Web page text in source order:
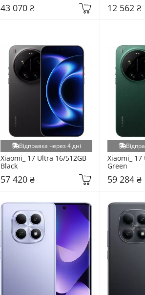
43 070 ₴ 12 562 ₴
Відправка через 4 дні
Xiaomi_ 17 Ultra 16/512GB
Black
57 420 ₴
Xiaomi_ 17
Green
59 284 ₴